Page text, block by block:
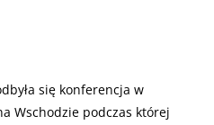
się konferencja w
Wschodzie podczas której